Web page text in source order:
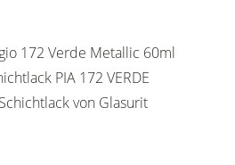
172 Verde Metallic 60ml
PIA 172 VERDE
von Glasurit